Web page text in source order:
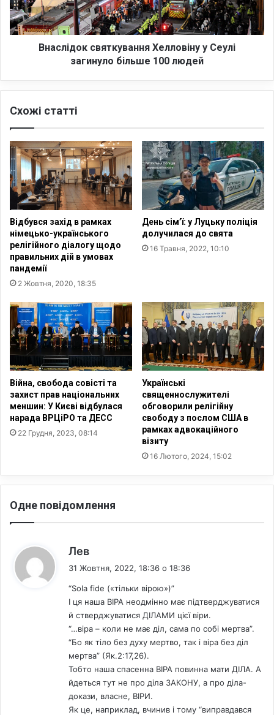
ї
о
б
Л
а
Д
а
С
л
в
а
.
Щ
е
з
н
а
ч
а
є
д
л
я
н
и
д
о
к
у
н
н
я
Х
л
о
в
і
н
у
е
у
л
і
з
а
г
и
н
б
л
ь
Внаслідок святкування Хелловіну у Сеулі
загинуло більше 100 людей
Схожі статті
Відбувся захід в рамках
німецько-українського
релігійного діалогу щодо
правильних дій в умовах
пандемії
2 Жовтня, 2020, 18:35
День сім’ї: у Луцьку поліція
долучилася до свята
16 Травня, 2022, 10:10
Війна, свобода совісті та
захист прав національних
меншин: У Києві відбулася
нарада ВРЦіРО та ДЕСС
22 Грудня, 2023, 08:14
Українські
священнослужителі
обговорили релігійну
свободу з послом США в
рамках адвокаційного
візиту
16 Лютого, 2024, 15:02
Одне повідомлення
Лев
31 Жовтня, 2022, 18:36 о 18:36
“Sola fide («тільки вірою»)”
І ця наша ВІРА неодмінно має підтверджуватися
й стверджуватися ДІЛАМИ цієї віри.
“…віра – коли не має діл, сама по собі мертва”.
“Бо як тіло без духу мертво, так і віра без діл
мертва” (Як.2:17,26).
Тобто наша спасенна ВІРА повинна мати ДІЛА. А
йдеться тут не про діла ЗАКОНУ, а про діла-
докази, власне, ВІРИ.
Як це, наприклад, вчинив і тому “виправдався